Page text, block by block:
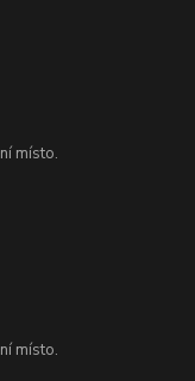
místo.
místo.